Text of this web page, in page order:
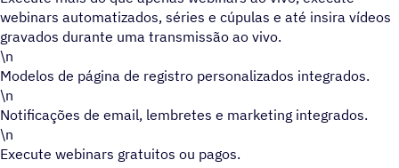
webinars automatizados, séries e cúpulas e até insira vídeos
gravados durante uma transmissão ao vivo.
\n
Modelos de página de registro personalizados integrados.
\n
Notificações de email, lembretes e marketing integrados.
\n
Execute webinars gratuitos ou pagos.